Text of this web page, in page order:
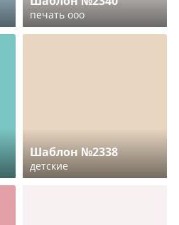
печать ооо
Шаблон №2338
детские